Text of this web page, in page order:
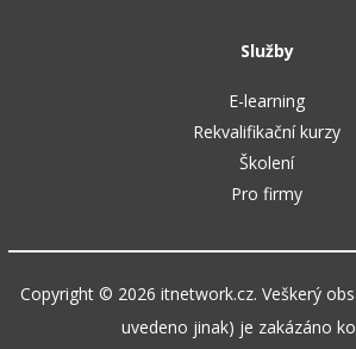
Služby
E-learning
Rekvalifikační kurzy
Školení
Pro firmy
Copyright © 2026 itnetwork.cz. Veškerý
uvedeno jinak) je zakázáno